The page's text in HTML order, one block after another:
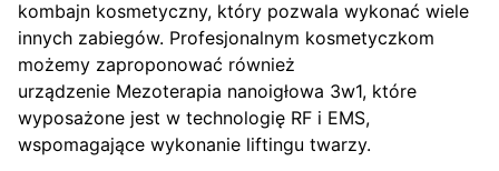
kombajn kosmetyczny, który pozwala wykonać wiele
innych zabiegów. Profesjonalnym kosmetyczkom
możemy zaproponować również
urządzenie Mezoterapia nanoigłowa 3w1, które
wyposażone jest w technologię RF i EMS,
wspomagające wykonanie liftingu twarzy.